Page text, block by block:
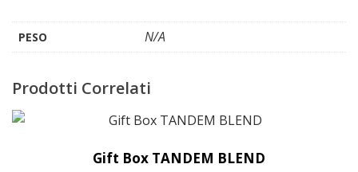
PESO N/A
Prodotti Correlati
Gift Box TANDEM BLEND